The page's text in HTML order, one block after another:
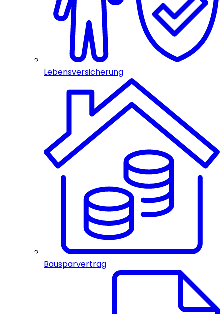
Lebensversicherung
Bausparvertrag